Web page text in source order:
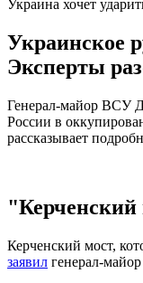
Украина хочет
Украинское
Эксперты
Генерал-майор ВСУ
России в
рассказывает
Керченский мост,
заявил генерал-